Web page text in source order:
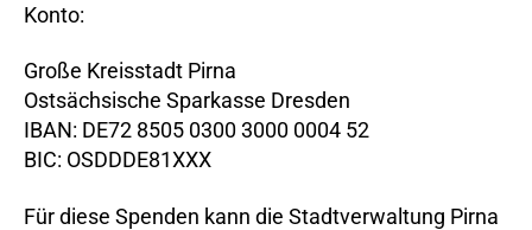
Konto:
Große Kreisstadt Pirna
Ostsächsische Sparkasse Dresden
IBAN: DE72 8505 0300 3000 0004 52
BIC: OSDDDE81XXX
Für diese Spenden kann die Stadtverwaltung Pirna